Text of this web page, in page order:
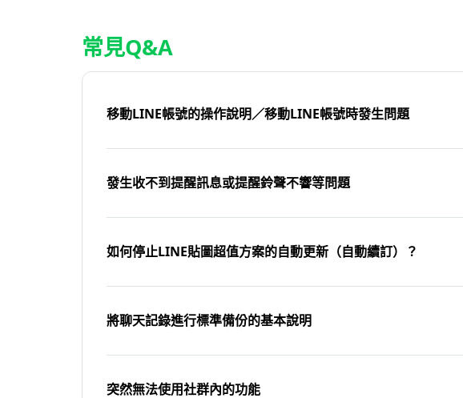
常見Q&A
移動LINE帳號的操作說明／移動LINE帳號時發生問題
發生收不到提醒訊息或提醒鈴聲不響等問題
如何停止LINE貼圖超值方案的自動更新（自動續訂）？
將聊天記錄進行標準備份的基本說明
突然無法使用社群內的功能